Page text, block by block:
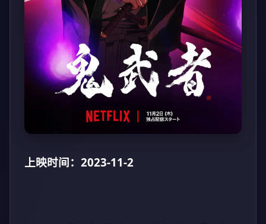
上映时间：2023-11-2